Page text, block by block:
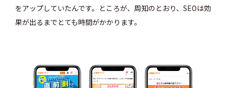
をアップしていたんです。ところが、周知のとおり、SEOは効
果が出るまでとても時間がかかります。